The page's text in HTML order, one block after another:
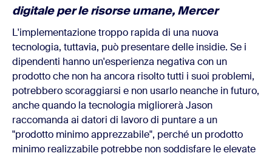
digitale per le risorse umane, Mercer
L'implementazione troppo rapida di una nuova
tecnologia, tuttavia, può presentare delle insidie. Se i
dipendenti hanno un'esperienza negativa con un
prodotto che non ha ancora risolto tutti i suoi problemi,
potrebbero scoraggiarsi e non usarlo neanche in futuro,
anche quando la tecnologia migliorerà Jason
raccomanda ai datori di lavoro di puntare a un
"prodotto minimo apprezzabile", perché un prodotto
minimo realizzabile potrebbe non soddisfare le elevate